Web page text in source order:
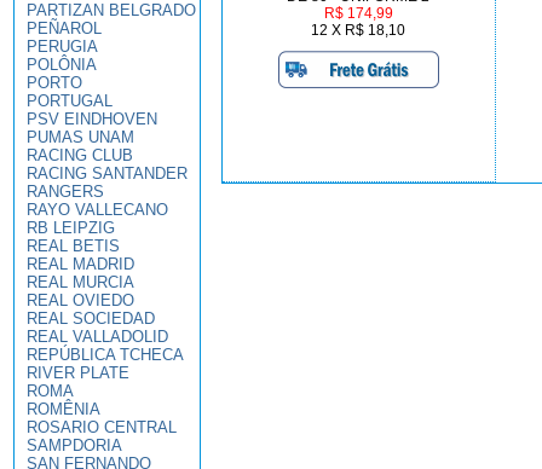
PARTIZAN BELGRADO
PEÑAROL
PERUGIA
POLÔNIA
PORTO
PORTUGAL
PSV EINDHOVEN
PUMAS UNAM
RACING CLUB
RACING SANTANDER
RANGERS
RAYO VALLECANO
RB LEIPZIG
REAL BETIS
REAL MADRID
REAL MURCIA
REAL OVIEDO
REAL SOCIEDAD
REAL VALLADOLID
REPÚBLICA TCHECA
RIVER PLATE
ROMA
ROMÊNIA
ROSARIO CENTRAL
SAMPDORIA
SAN FERNANDO
R$ 174,99
12 X R$ 18,10